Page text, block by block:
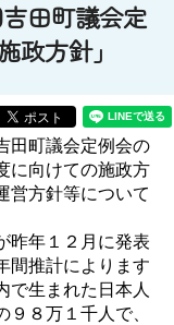
田町議会定
政方針」
田町議会定例会の
に向けての施政方
営方針等について
昨年１２月に発表
間推計によります
で生まれた日本人
８万１千人で、